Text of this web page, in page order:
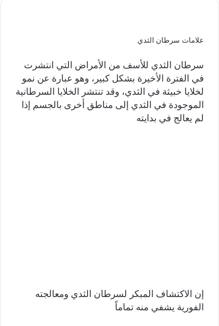
علامات سرطان الثدي
سرطان الثدي للأسف من الأمراض التي انتشرت
في الفترة الأخيرة بشكل كبير، وهو عبارة عن نمو
لخلايا خبيثة في الثدي، وقد تنتشر الخلايا السرطانية
الموجودة في الثدي إلى مناطق أخرى بالجسم إذا
لم يعالج في بدايته
إن الاكتشاف المبكر لسرطان الثدي ومعالجته
الفورية يشفي منه تماماً